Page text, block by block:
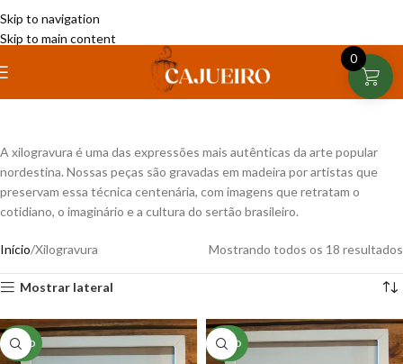
Skip to navigation
Skip to main content
A xilogravura é uma das expressões mais autênticas da arte popular
nordestina. Nossas peças são gravadas em madeira por artistas que
preservam essa técnica centenária, com imagens que retratam o
cotidiano, o imaginário e a cultura do sertão brasileiro.
Início Xilogravura Mostrando todos os 18 resultados
Mostrar lateral
NOVO NOVO
0